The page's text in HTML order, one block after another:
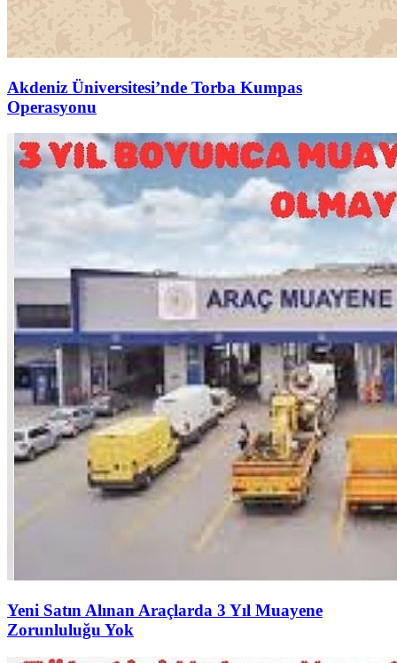
Akdeniz Üniversitesi’nde Torba Kumpas
Operasyonu
Yeni Satın Alınan Araçlarda 3 Yıl Muayene
Zorunluluğu Yok